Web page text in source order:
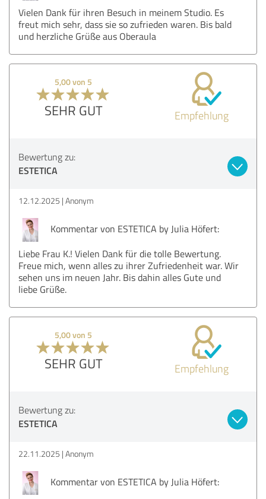
Vielen Dank für ihren Besuch in meinem Studio. Es
freut mich sehr, dass sie so zufrieden waren. Bis bald
und herzliche Grüße aus Oberaula
5,00 von 5
SEHR GUT Empfehlung
Bewertung zu:
ESTETICA
12.12.2025 Anonym
Kommentar von ESTETICA by Julia Höfert:
Liebe Frau K.! Vielen Dank für die tolle Bewertung.
Freue mich, wenn alles zu ihrer Zufriedenheit war. Wir
sehen uns im neuen Jahr. Bis dahin alles Gute und
liebe Grüße.
5,00 von 5
SEHR GUT Empfehlung
Bewertung zu:
ESTETICA
22.11.2025 Anonym
Kommentar von ESTETICA by Julia Höfert: